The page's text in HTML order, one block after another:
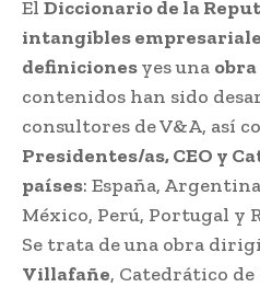
El Diccionario de la
intangibles
definicionesyes una
contenidos han sido
consultores de V&A, así
Presidentes/as, CEO y
países: España,
México, Perú, Portugal y
Se trata de una obra
Villafañe, Catedrático